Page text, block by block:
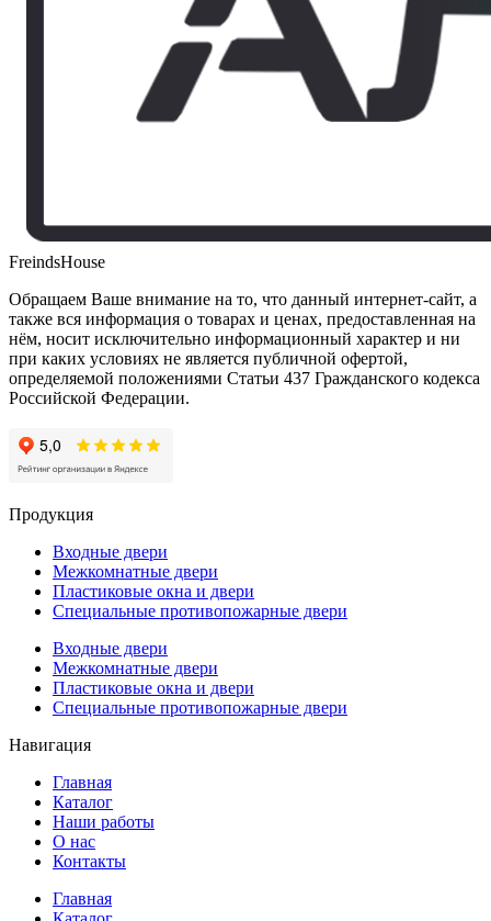
FreindsHouse
Обращаем Ваше внимание на то, что данный интернет-сайт, а
также вся информация о товарах и ценах, предоставленная на
нём, носит исключительно информационный характер и ни
при каких условиях не является публичной офертой,
определяемой положениями Статьи 437 Гражданского кодекса
Российской Федерации.
Продукция
Входные двери
Межкомнатные двери
Пластиковые окна и двери
Специальные противопожарные двери
Входные двери
Межкомнатные двери
Пластиковые окна и двери
Специальные противопожарные двери
Навигация
Главная
Каталог
Наши работы
О нас
Контакты
Главная